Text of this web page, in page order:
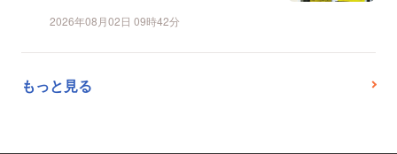
2026年08月02日 09時42分
もっと見る